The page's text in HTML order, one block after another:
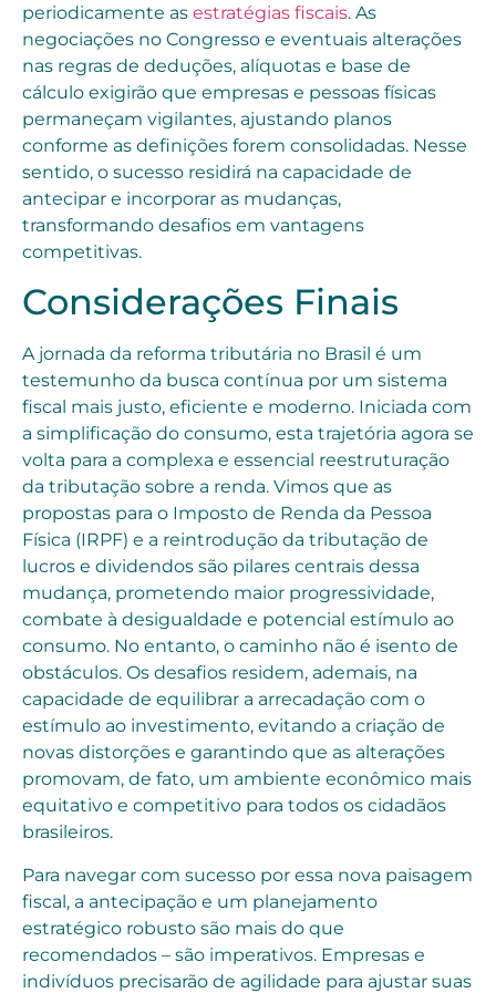
periodicamente as estratégias fiscais. As
negociações no Congresso e eventuais alterações
nas regras de deduções, alíquotas e base de
cálculo exigirão que empresas e pessoas físicas
permaneçam vigilantes, ajustando planos
conforme as definições forem consolidadas. Nesse
sentido, o sucesso residirá na capacidade de
antecipar e incorporar as mudanças,
transformando desafios em vantagens
competitivas.
Considerações Finais
A jornada da reforma tributária no Brasil é um
testemunho da busca contínua por um sistema
fiscal mais justo, eficiente e moderno. Iniciada com
a simplificação do consumo, esta trajetória agora se
volta para a complexa e essencial reestruturação
da tributação sobre a renda. Vimos que as
propostas para o Imposto de Renda da Pessoa
Física (IRPF) e a reintrodução da tributação de
lucros e dividendos são pilares centrais dessa
mudança, prometendo maior progressividade,
combate à desigualdade e potencial estímulo ao
consumo. No entanto, o caminho não é isento de
obstáculos. Os desafios residem, ademais, na
capacidade de equilibrar a arrecadação com o
estímulo ao investimento, evitando a criação de
novas distorções e garantindo que as alterações
promovam, de fato, um ambiente econômico mais
equitativo e competitivo para todos os cidadãos
brasileiros.
Para navegar com sucesso por essa nova paisagem
fiscal, a antecipação e um planejamento
estratégico robusto são mais do que
recomendados – são imperativos. Empresas e
indivíduos precisarão de agilidade para ajustar suas